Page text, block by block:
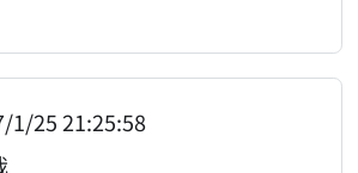
1/25 21:25:58